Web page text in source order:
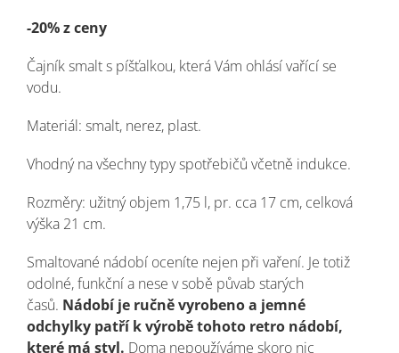
-20% z ceny
Čajník smalt s píšťalkou, která Vám ohlásí vařící se
vodu.
Materiál: smalt, nerez, plast.
Vhodný na všechny typy spotřebičů včetně indukce.
Rozměry: užitný objem 1,75 l, pr. cca 17 cm, celková
výška 21 cm.
Smaltované nádobí oceníte nejen při vaření. Je totiž
odolné, funkční a nese v sobě půvab starých
časů. Nádobí je ručně vyrobeno a jemné
odchylky patří k výrobě tohoto retro nádobí,
které má styl. Doma nepoužíváme skoro nic